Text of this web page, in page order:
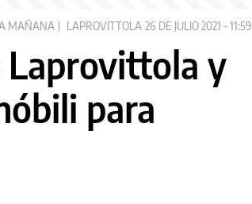
MAÑANA LAPROVITTOLA 26 DE JULIO 2021 - 11:59
Laprovittola y
para